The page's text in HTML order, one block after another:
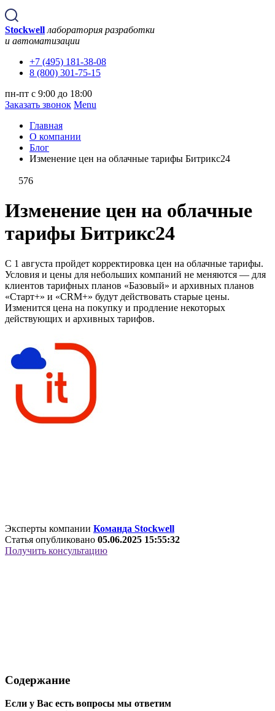
Stockwell лаборатория разработки
и автоматизации
+7 (495) 181-38-08
8 (800) 301-75-15
пн-пт с 9:00 до 18:00
Заказать звонок Menu
Главная
О компании
Блог
Изменение цен на облачные тарифы Битрикс24
576
Изменение цен на облачные
тарифы Битрикс24
С 1 августа пройдет корректировка цен на облачные тарифы.
Условия и цены для небольших компаний не меняются — для
клиентов тарифных планов «Базовый» и архивных планов
«Старт+» и «CRM+» будут действовать старые цены.
Изменится цена на покупку и продление некоторых
действующих и архивных тарифов.
Эксперты компании Команда Stockwell
Статья опубликовано 05.06.2025 15:55:32
Получить консультацию
Содержание
Если у Вас есть вопросы мы ответим